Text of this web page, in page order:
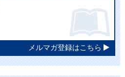
メルマガ登録はこちら